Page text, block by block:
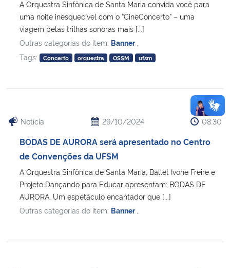
A Orquestra Sinfônica de Santa Maria convida você para
uma noite inesquecível com o “CineConcerto” – uma
viagem pelas trilhas sonoras mais [...]
Outras categorias do item: Banner
Tags:
Concerto orquestra OSSM ufsm
Notícia 29/10/2024 08:30
BODAS DE AURORA será apresentado no Centro
de Convenções da UFSM
A Orquestra Sinfônica de Santa Maria, Ballet Ivone Freire e
Projeto Dançando para Educar apresentam: BODAS DE
AURORA. Um espetáculo encantador que [...]
Outras categorias do item: Banner